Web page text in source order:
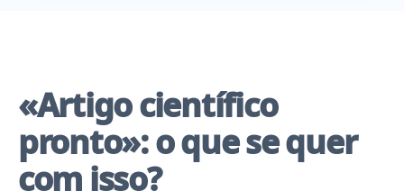
«Artigo científico
pronto»: o que se quer
com isso?